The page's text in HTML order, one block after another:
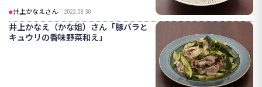
井上かなえさん 2022.08.30
井上かなえ（かな姐）さん「豚バラと
キュウリの香味野菜和え」